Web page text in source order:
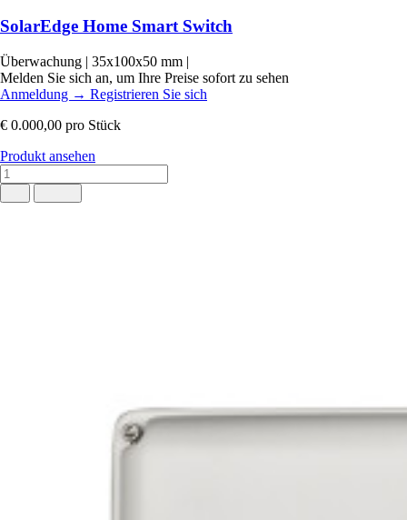
SolarEdge Home Smart Switch
Überwachung | 35x100x50 mm |
Melden Sie sich an, um Ihre Preise sofort zu sehen
Anmeldung → Registrieren Sie sich
€ 0.000,00 pro Stück
Produkt ansehen